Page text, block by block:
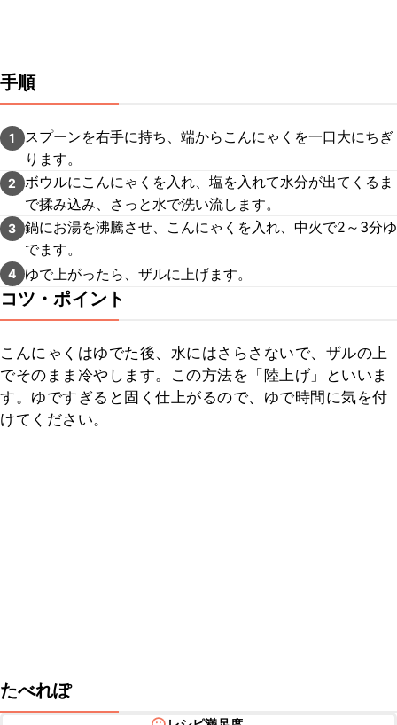
手順
1
スプーンを右手に持ち、端からこんにゃくを一口大にちぎ
ります。
2
ボウルにこんにゃくを入れ、塩を入れて水分が出てくるま
で揉み込み、さっと水で洗い流します。
3 鍋にお湯を沸騰させ、こんにゃくを入れ、中火で2～3分ゆ
でます。
4 ゆで上がったら、ザルに上げます。
コツ・ポイント
こんにゃくはゆでた後、水にはさらさないで、ザルの上
でそのまま冷やします。この方法を「陸上げ」といいま
す。ゆですぎると固く仕上がるので、ゆで時間に気を付
けてください。
たべれぽ